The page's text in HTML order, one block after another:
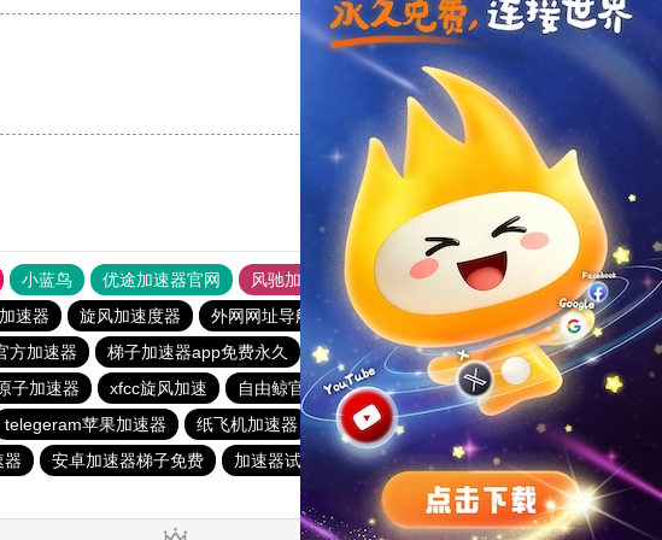
支持
小蓝鸟 优途加速器官网 风驰加速器
旋风加速器
速器 旋风加速度器 外网网址导航 软件中心 雷霆加速
狂飙加速器
方加速器 梯子加速器app免费永久 每天免费加速器梯子
快鸭加速器
子加速器 xfcc旋风加速 自由鲸官网 闪电猫加速器
纸飞机加速器
telegeram苹果加速器 纸飞机加速器 星星加速器 猎豹加速器
ios加速器
器 安卓加速器梯子免费 加速器试用七天 黑洞加速
快连加速器app